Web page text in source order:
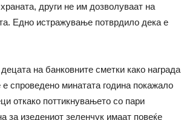
други не им дозволуваат на
Едно истражување потврдило дека е
на банковните сметки како награда
спроведено минатата година покажало
откако поттикнувањето со пари
за изедениот зеленчук имаат повеќе